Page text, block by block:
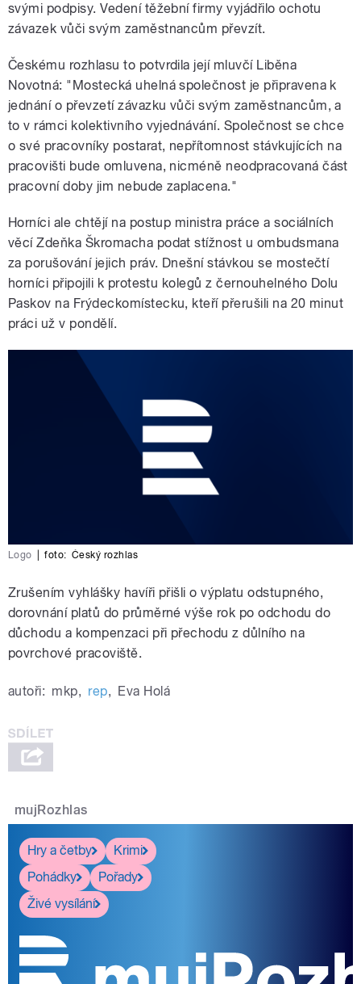
svými podpisy. Vedení těžební firmy vyjádřilo ochotu
závazek vůči svým zaměstnancům převzít.
Českému rozhlasu to potvrdila její mluvčí Liběna
Novotná: "Mostecká uhelná společnost je připravena k
jednání o převzetí závazku vůči svým zaměstnancům, a
to v rámci kolektivního vyjednávání. Společnost se chce
o své pracovníky postarat, nepřítomnost stávkujících na
pracovišti bude omluvena, nicméně neodpracovaná část
pracovní doby jim nebude zaplacena."
Horníci ale chtějí na postup ministra práce a sociálních
věcí Zdeňka Škromacha podat stížnost u ombudsmana
za porušování jejich práv. Dnešní stávkou se mostečtí
horníci připojili k protestu kolegů z černouhelného Dolu
Paskov na Frýdeckomístecku, kteří přerušili na 20 minut
práci už v pondělí.
Logo foto: Český rozhlas
Zrušením vyhlášky havíři přišli o výplatu odstupného,
dorovnání platů do průměrné výše rok po odchodu do
důchodu a kompenzaci při přechodu z důlního na
povrchové pracoviště.
autoři: mkp, rep, Eva Holá
mujRozhlas
Hry a četby
Krimi
Pohádky
Pořady
Živé vysílání